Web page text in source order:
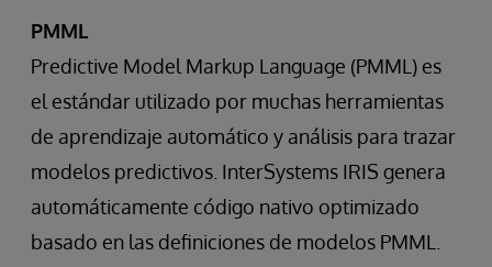
PMML
Predictive Model Markup Language (PMML) es
el estándar utilizado por muchas herramientas
de aprendizaje automático y análisis para trazar
modelos predictivos. InterSystems IRIS genera
automáticamente código nativo optimizado
basado en las definiciones de modelos PMML.